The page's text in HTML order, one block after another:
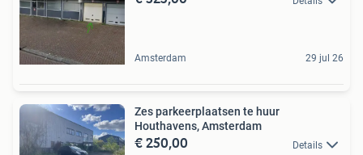
Amsterdam 29 jul 26
Zes parkeerplaatsen te huur
Houthavens, Amsterdam
€ 250,00 Details